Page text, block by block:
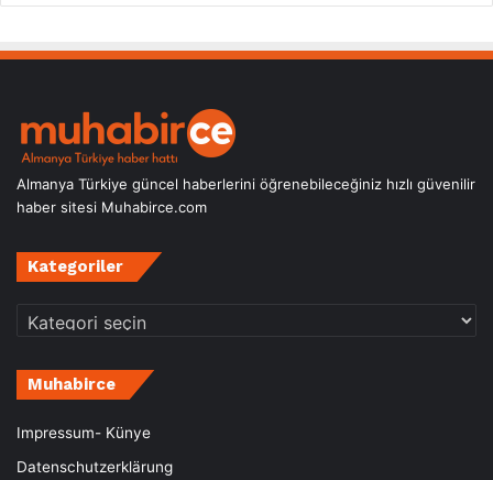
Almanya Türkiye güncel haberlerini öğrenebileceğiniz hızlı güvenilir
haber sitesi Muhabirce.com
Kategoriler
Kategoriler
Muhabirce
Impressum- Künye
Datenschutzerklärung